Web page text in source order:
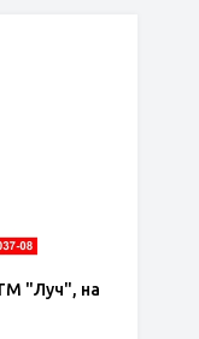
"Луч", на